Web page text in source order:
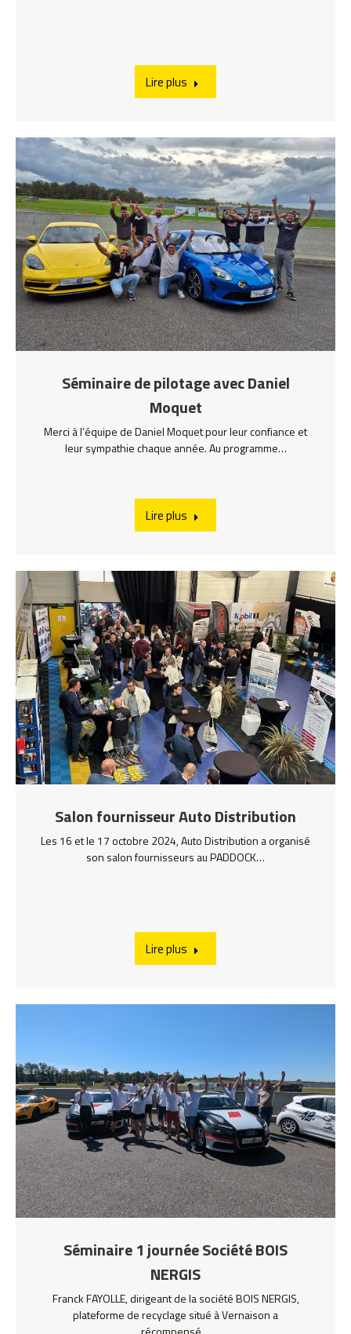
Lire plus
Séminaire de pilotage avec Daniel
Moquet
Merci à l’équipe de Daniel Moquet pour leur confiance et
leur sympathie chaque année. Au programme…
Lire plus
Salon fournisseur Auto Distribution
Les 16 et le 17 octobre 2024, Auto Distribution a organisé
son salon fournisseurs au PADDOCK…
Lire plus
Séminaire 1 journée Société BOIS
NERGIS
Franck FAYOLLE, dirigeant de la société BOIS NERGIS,
plateforme de recyclage situé à Vernaison a